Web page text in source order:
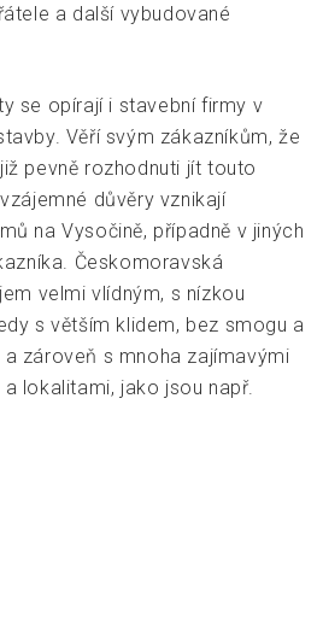
a další vybudované
se opírají i stavební firmy v
. Věří svým zákazníkům, že
pevně rozhodnuti jít touto
důvěry vznikají
na Vysočině, případně v jiných
Českomoravská
velmi vlídným, s nízkou
s větším klidem, bez smogu a
zároveň s mnoha zajímavými
lokalitami, jako jsou např.